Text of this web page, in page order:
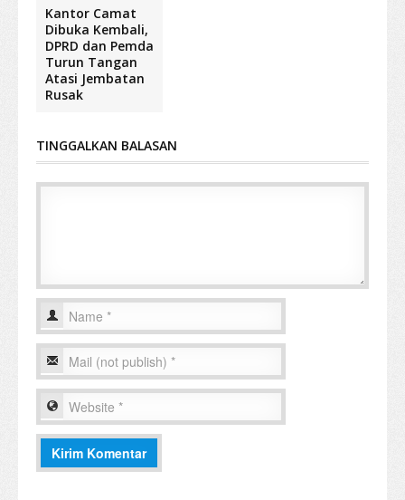
Kantor Camat
Dibuka Kembali,
DPRD dan Pemda
Turun Tangan
Atasi Jembatan
Rusak
TINGGALKAN BALASAN